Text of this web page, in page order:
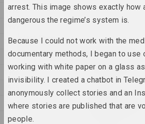
1970
1969
1968
1967
1966
1964
1963
2025, живопись
2024 Ампутацыя
2024, инсталляция
Виктор Николаев
АРХИТЕКТУРА
arrest. This image shows exactly how
dangerous the regime’s system is.
Because I could not work with the
documentary methods, I began to use
working with white paper on a glass
invisibility. I created a chatbot in
anonymously collect stories and an
where stories are published that are
people.